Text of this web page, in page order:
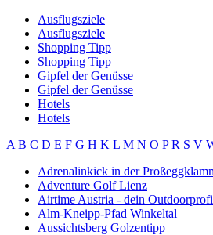
Ausflugsziele
Ausflugsziele
Shopping Tipp
Shopping Tipp
Gipfel der Genüsse
Gipfel der Genüsse
Hotels
Hotels
A B C D E F G H K L M N O P R S V
Adrenalinkick in der
Adventure Golf Lienz
Airtime Austria - dein Outdoorprofi
Alm-Kneipp-Pfad Winkeltal
Aussichtsberg Golzentipp